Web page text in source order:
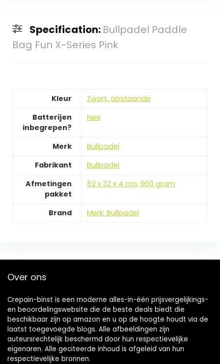
Specification: Bullpadel Paddle
Bag Fun X-Series Pink
Kleur
‎Zwart, opstaande
Batterijen
inbegrepen?
‎Nee
Merk
‎Bullpadel
Fabrikant
‎Bullpadel
Afmetingen
pakket
‎52 x 32 x 4 cm; 960 gram
Brand Merk: Bullpadel
Over ons
Crepain-binst is een moderne alles-in-één prijsvergelijkings-
en beoordelingswebsite die de beste deals biedt die
beschikbaar zijn op amazon en u op de hoogte houdt via de
laatst toegevoegde blogs. Alle afbeeldingen zijn
auteursrechtelijk beschermd door hun respectievelijke
eigenaren. Alle geciteerde inhoud is afgeleid van hun
respectievelijke bronnen.